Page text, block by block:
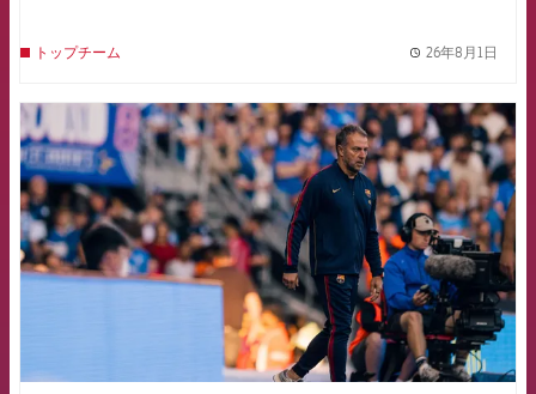
トップチーム 26年8月1日
FCB Barcelona badge